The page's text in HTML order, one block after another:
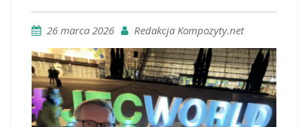
26 marca 2026 Redakcja Kompozyty.net